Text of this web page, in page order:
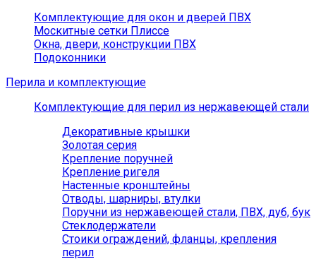
Комплектующие для окон и дверей ПВХ
Москитные сетки Плиссе
Окна, двери, конструкции ПВХ
Подоконники
Перила и комплектующие
Комплектующие для перил из нержавеющей стали
Декоративные крышки
Золотая серия
Крепление поручней
Крепление ригеля
Настенные кронштейны
Отводы, шарниры, втулки
Поручни из нержавеющей стали, ПВХ, дуб, бук
Стеклодержатели
Стоики ограждений, фланцы, крепления
перил